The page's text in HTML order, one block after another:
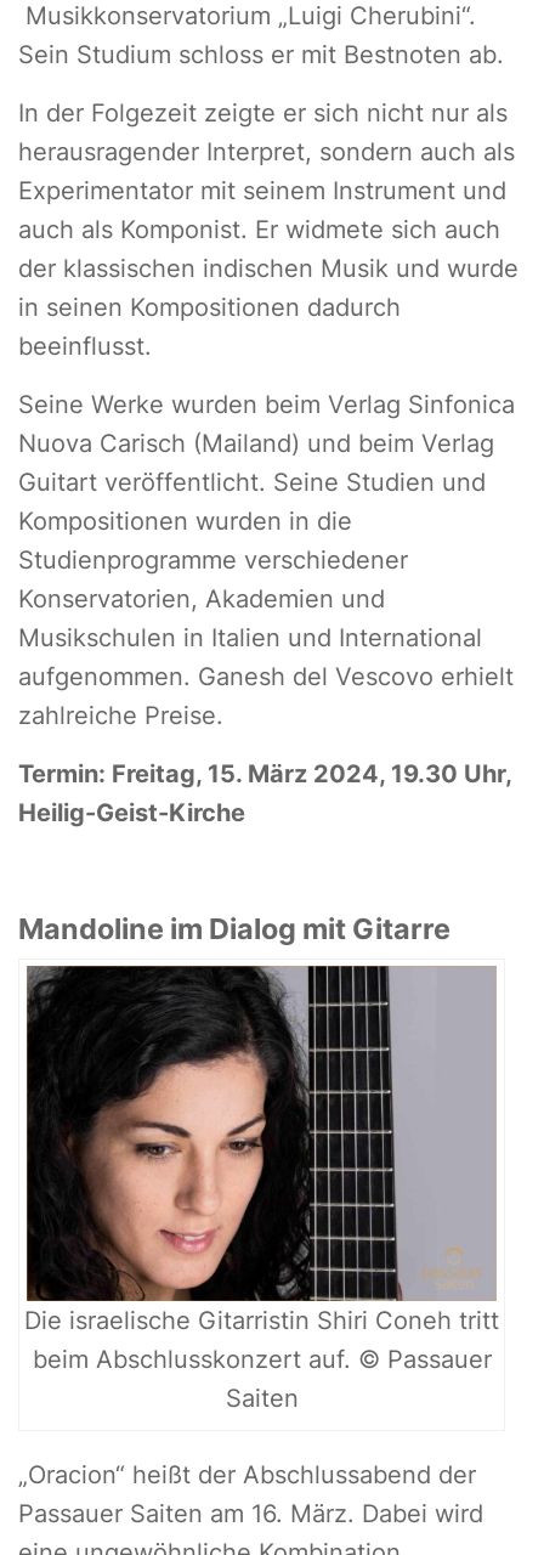
Musikkonservatorium „Luigi Cherubini“.
Sein Studium schloss er mit Bestnoten ab.
In der Folgezeit zeigte er sich nicht nur als
herausragender Interpret, sondern auch als
Experimentator mit seinem Instrument und
auch als Komponist. Er widmete sich auch
der klassischen indischen Musik und wurde
in seinen Kompositionen dadurch
beeinflusst.
Seine Werke wurden beim Verlag Sinfonica
Nuova Carisch (Mailand) und beim Verlag
Guitart veröffentlicht. Seine Studien und
Kompositionen wurden in die
Studienprogramme verschiedener
Konservatorien, Akademien und
Musikschulen in Italien und International
aufgenommen. Ganesh del Vescovo erhielt
zahlreiche Preise.
Termin: Freitag, 15. März 2024, 19.30 Uhr,
Heilig-Geist-Kirche
Mandoline im Dialog mit Gitarre
Die israelische Gitarristin Shiri Coneh tritt
beim Abschlusskonzert auf. © Passauer
Saiten
„Oracion“ heißt der Abschlussabend der
Passauer Saiten am 16. März. Dabei wird